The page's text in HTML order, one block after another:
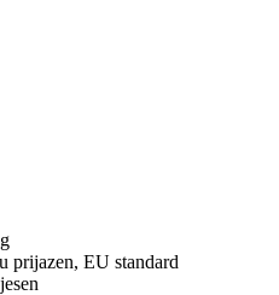
prijazen, EU standard